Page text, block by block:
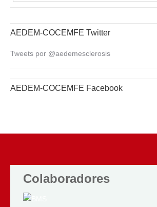
AEDEM-COCEMFE Twitter
Tweets por @aedemesclerosis
AEDEM-COCEMFE Facebook
Colaboradores